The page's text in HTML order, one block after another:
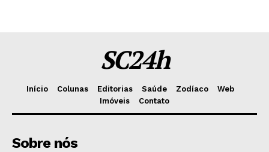
SC24h
Início Colunas Editorias Saúde Zodíaco
Web
Imóveis
Contato
Sobre nós